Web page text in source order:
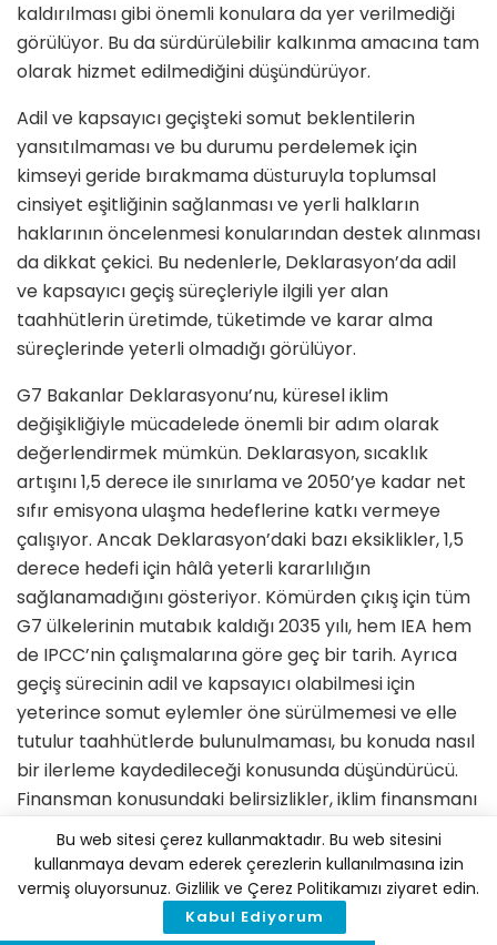
kaldırılması gibi önemli konulara da yer verilmediği
görülüyor. Bu da sürdürülebilir kalkınma amacına tam
olarak hizmet edilmediğini düşündürüyor.
Adil ve kapsayıcı geçişteki somut beklentilerin
yansıtılmaması ve bu durumu perdelemek için
kimseyi geride bırakmama düsturuyla toplumsal
cinsiyet eşitliğinin sağlanması ve yerli halkların
haklarının öncelenmesi konularından destek alınması
da dikkat çekici. Bu nedenlerle, Deklarasyon’da adil
ve kapsayıcı geçiş süreçleriyle ilgili yer alan
taahhütlerin üretimde, tüketimde ve karar alma
süreçlerinde yeterli olmadığı görülüyor.
G7 Bakanlar Deklarasyonu’nu, küresel iklim
değişikliğiyle mücadelede önemli bir adım olarak
değerlendirmek mümkün. Deklarasyon, sıcaklık
artışını 1,5 derece ile sınırlama ve 2050’ye kadar net
sıfır emisyona ulaşma hedeflerine katkı vermeye
çalışıyor. Ancak Deklarasyon’daki bazı eksiklikler, 1,5
derece hedefi için hâlâ yeterli kararlılığın
sağlanamadığını gösteriyor. Kömürden çıkış için tüm
G7 ülkelerinin mutabık kaldığı 2035 yılı, hem IEA hem
de IPCC’nin çalışmalarına göre geç bir tarih. Ayrıca
geçiş sürecinin adil ve kapsayıcı olabilmesi için
yeterince somut eylemler öne sürülmemesi ve elle
tutulur taahhütlerde bulunulmaması, bu konuda nasıl
bir ilerleme kaydedileceği konusunda düşündürücü.
Finansman konusundaki belirsizlikler, iklim finansmanı
alanında daha fazla şeffaflık gerektiğini gösteriyor.
Enerji arz güvenliği her ne kadar temiz enerjiyle
birlikte anılsa da, getirdiği endişeler, 1,5 derece hedefi
için gereken performansı kısa ve orta vadede
Bu web sitesi çerez kullanmaktadır. Bu web sitesini
kullanmaya devam ederek çerezlerin kullanılmasına izin
vermiş oluyorsunuz. Gizlilik ve Çerez Politikamızı ziyaret edin.
Kabul Ediyorum